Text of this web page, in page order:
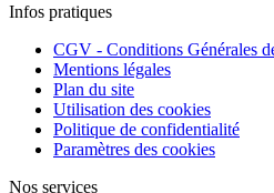
Infos pratiques
CGV - Conditions Générales
Mentions légales
Plan du site
Utilisation des cookies
Politique de confidentialité
Paramètres des cookies
Nos services